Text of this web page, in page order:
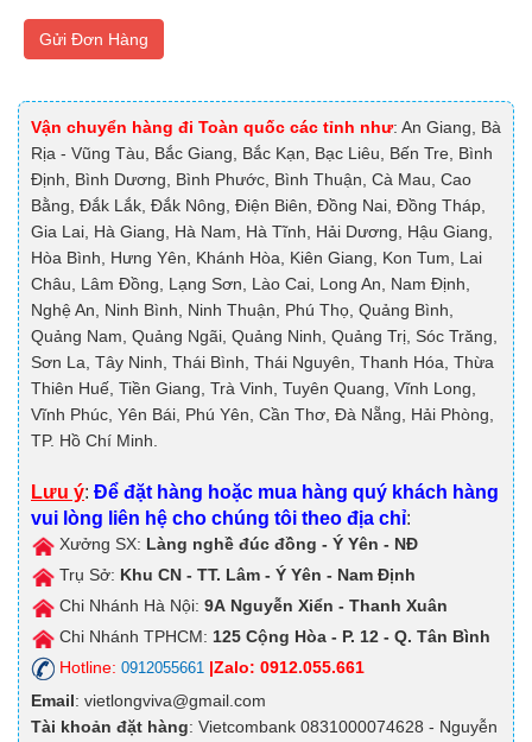
Gửi Đơn Hàng
Vận chuyển hàng đi Toàn quốc các tỉnh như: An Giang, Bà
Rịa - Vũng Tàu, Bắc Giang, Bắc Kạn, Bạc Liêu, Bến Tre, Bình
Định, Bình Dương, Bình Phước, Bình Thuận, Cà Mau, Cao
Bằng, Đắk Lắk, Đắk Nông, Điện Biên, Đồng Nai, Đồng Tháp,
Gia Lai, Hà Giang, Hà Nam, Hà Tĩnh, Hải Dương, Hậu Giang,
Hòa Bình, Hưng Yên, Khánh Hòa, Kiên Giang, Kon Tum, Lai
Châu, Lâm Đồng, Lạng Sơn, Lào Cai, Long An, Nam Định,
Nghệ An, Ninh Bình, Ninh Thuận, Phú Thọ, Quảng Bình,
Quảng Nam, Quảng Ngãi, Quảng Ninh, Quảng Trị, Sóc Trăng,
Sơn La, Tây Ninh, Thái Bình, Thái Nguyên, Thanh Hóa, Thừa
Thiên Huế, Tiền Giang, Trà Vinh, Tuyên Quang, Vĩnh Long,
Vĩnh Phúc, Yên Bái, Phú Yên, Cần Thơ, Đà Nẵng, Hải Phòng,
TP. Hồ Chí Minh.
Lưu ý: Để đặt hàng hoặc mua hàng quý khách hàng
vui lòng liên hệ cho chúng tôi theo địa chỉ:
Xưởng SX: Làng nghề đúc đồng - Ý Yên - NĐ
Trụ Sở: Khu CN - TT. Lâm - Ý Yên - Nam Định
Chi Nhánh Hà Nội: 9A Nguyễn Xiển - Thanh Xuân
Chi Nhánh TPHCM: 125 Cộng Hòa - P. 12 - Q. Tân Bình
Hotline: 0912055661 |Zalo: 0912.055.661
Email: vietlongviva@gmail.com
Tài khoản đặt hàng: Vietcombank 0831000074628 - Nguyễn